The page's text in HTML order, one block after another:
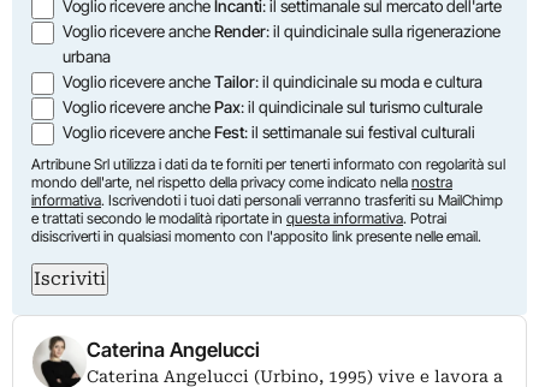
Voglio ricevere anche Incanti: il settimanale sul mercato dell'arte
Voglio ricevere ancheRender: il quindicinale sulla rigenerazione
urbana
Voglio ricevere ancheTailor: il quindicinale su moda e cultura
Voglio ricevere anchePax: il quindicinale sul turismo culturale
Voglio ricevere ancheFest: il settimanale sui festival culturali
Artribune Srl utilizza i dati da te forniti per tenerti informato con regolarità sul
mondo dell'arte, nel rispetto della privacy come indicato nella nostra
informativa. Iscrivendoti i tuoi dati personali verranno trasferiti su MailChimp
e trattati secondo le modalità riportate in questa informativa. Potrai
disiscriverti in qualsiasi momento con l'apposito link presente nelle email.
Iscriviti
Caterina Angelucci
Caterina Angelucci (Urbino, 1995) vive e lavora a